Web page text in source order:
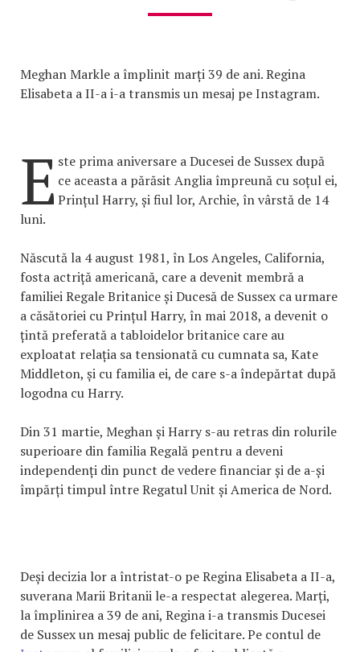
Meghan Markle a împlinit marți 39 de ani. Regina
Elisabeta a II-a i-a transmis un mesaj pe Instagram.
E ste prima aniversare a Ducesei de Sussex după
ce aceasta a părăsit Anglia împreună cu soțul ei,
Prințul Harry, și fiul lor, Archie, în vârstă de 14
luni.
Născută la 4 august 1981, în Los Angeles, California,
fosta actriță americană, care a devenit membră a
familiei Regale Britanice și Ducesă de Sussex ca urmare
a căsătoriei cu Prințul Harry, în mai 2018, a devenit o
țintă preferată a tabloidelor britanice care au
exploatat relația sa tensionată cu cumnata sa, Kate
Middleton, și cu familia ei, de care s-a îndepărtat după
logodna cu Harry.
Din 31 martie, Meghan și Harry s-au retras din rolurile
superioare din familia Regală pentru a deveni
independenți din punct de vedere financiar și de a-și
împărți timpul între Regatul Unit și America de Nord.
Deși decizia lor a întristat-o pe Regina Elisabeta a II-a,
suverana Marii Britanii le-a respectat alegerea. Marți,
la împlinirea a 39 de ani, Regina i-a transmis Ducesei
de Sussex un mesaj public de felicitare. Pe contul de